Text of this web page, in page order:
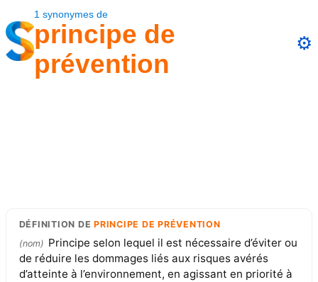
1 synonymes de
principe de
prévention
⚙️
DÉFINITION DEPRINCIPE DE PRÉVENTION
(nom) Principe selon lequel il est nécessaire d’éviter ou
de réduire les dommages liés aux risques avérés
d’atteinte à l’environnement, en agissant en priorité à